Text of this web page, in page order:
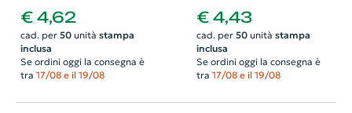
formato Lettera.
Possibilità di richiedere
anche il progetto grafico
€ 4,62
cad. per 50unità stampa
inclusa
Se ordini oggi la consegna è
tra 17/08 e il 19/08
formato A5. Possibilità di
richiedere anche il
progetto grafico
€ 4,43
cad. per 50unità stampa
inclusa
Se ordini oggi la consegna è
tra 17/08 e il 19/08